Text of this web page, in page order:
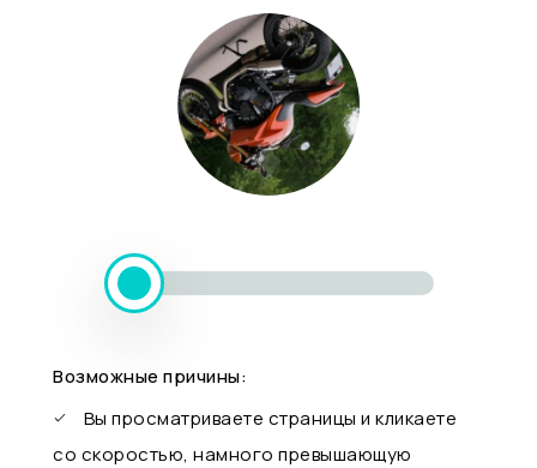
Возможные причины:
Вы просматриваете страницы и кликаете
со скоростью, намного превышающую